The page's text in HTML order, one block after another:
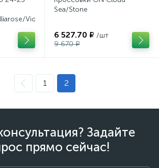
Violin
Sea/Stone
6 527.70 ₽ /шт
9 670 ₽
1 2
Задайте
прямо сейчас!